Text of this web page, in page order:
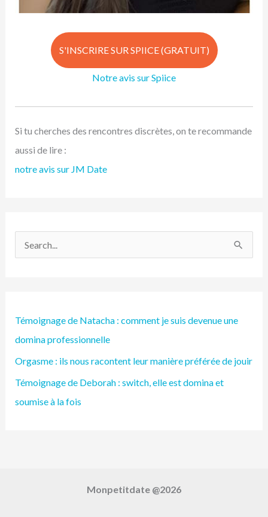
S'INSCRIRE SUR SPIICE (GRATUIT)
Notre avis sur Spiice
Si tu cherches des rencontres discrètes, on te recommande
aussi de lire :
notre avis sur JM Date
e
r
c
h
e
Témoignage de Natacha : comment je suis devenue une
domina professionnelle
Orgasme : ils nous racontent leur manière préférée de jouir
Témoignage de Deborah : switch, elle est domina et
soumise à la fois
Monpetitdate @2026